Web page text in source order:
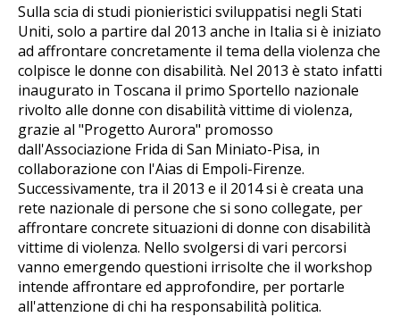
Sulla scia di studi pionieristici sviluppatisi negli Stati
Uniti, solo a partire dal 2013 anche in Italia si è iniziato
ad affrontare concretamente il tema della violenza che
colpisce le donne con disabilità. Nel 2013 è stato infatti
inaugurato in Toscana il primo Sportello nazionale
rivolto alle donne con disabilità vittime di violenza,
grazie al "Progetto Aurora" promosso
dall'Associazione Frida di San Miniato-Pisa, in
collaborazione con l'Aias di Empoli-Firenze.
Successivamente, tra il 2013 e il 2014 si è creata una
rete nazionale di persone che si sono collegate, per
affrontare concrete situazioni di donne con disabilità
vittime di violenza. Nello svolgersi di vari percorsi
vanno emergendo questioni irrisolte che il workshop
intende affrontare ed approfondire, per portarle
all'attenzione di chi ha responsabilità politica.